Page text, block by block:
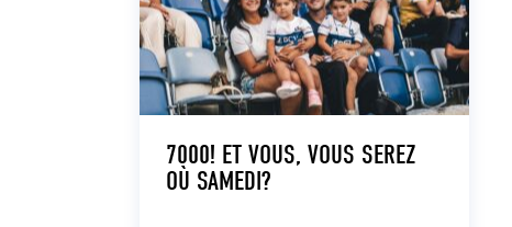
7000! ET VOUS, VOUS SEREZ
OÙ SAMEDI?